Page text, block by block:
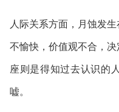
人际关系方面，月蚀发
不愉快，价值观不合，
座则是得知过去认识的
嘘。